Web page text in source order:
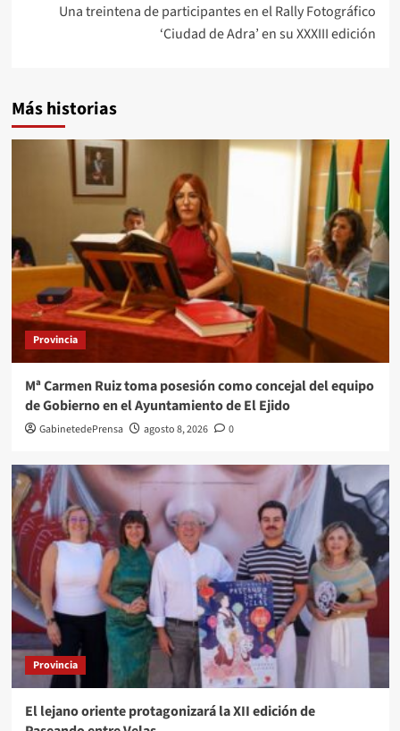
Una treintena de participantes en el Rally Fotográfico
‘Ciudad de Adra’ en su XXXIII edición
Más historias
Provincia
Mª Carmen Ruiz toma posesión como concejal del equipo
de Gobierno en el Ayuntamiento de El Ejido
GabinetedePrensa agosto 8, 2026 0
Provincia
El lejano oriente protagonizará la XII edición de